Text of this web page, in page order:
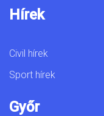
Hírek
Civil hírek
Sport hírek
Győr